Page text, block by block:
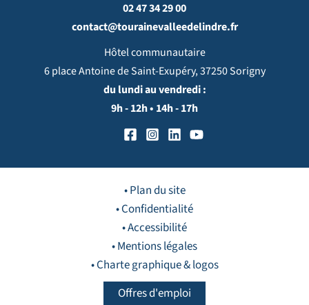
02 47 34 29 00
contact@tourainevalleedelindre.fr
Hôtel communautaire
6 place Antoine de Saint-Exupéry, 37250 Sorigny
du lundi au vendredi :
9h - 12h • 14h - 17h
• Plan du site
• Confidentialité
• Accessibilité
• Mentions légales
• Charte graphique & logos
Offres d'emploi